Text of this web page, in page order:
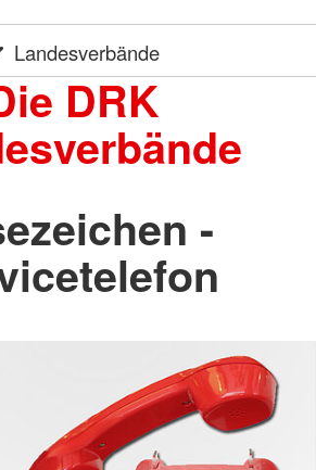
Landesverbände
DRK
-